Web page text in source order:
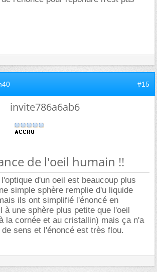
#15
invite786a6ab6
de l'oeil humain !!
d'un oeil est beaucoup plus
simple sphère remplie d'u liquide
ils ont simplifié l'énoncé en
à une sphère plus petite que l'oeil
la cornée et au cristallin) mais ça n'a
de sens et l'énoncé est très flou.